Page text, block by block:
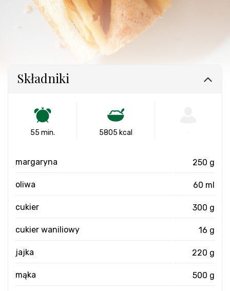
Składniki
55 min. 5805 kcal
margaryna 250 g
oliwa 60 ml
cukier 300 g
cukier waniliowy 16 g
jajka 220 g
mąka 500 g